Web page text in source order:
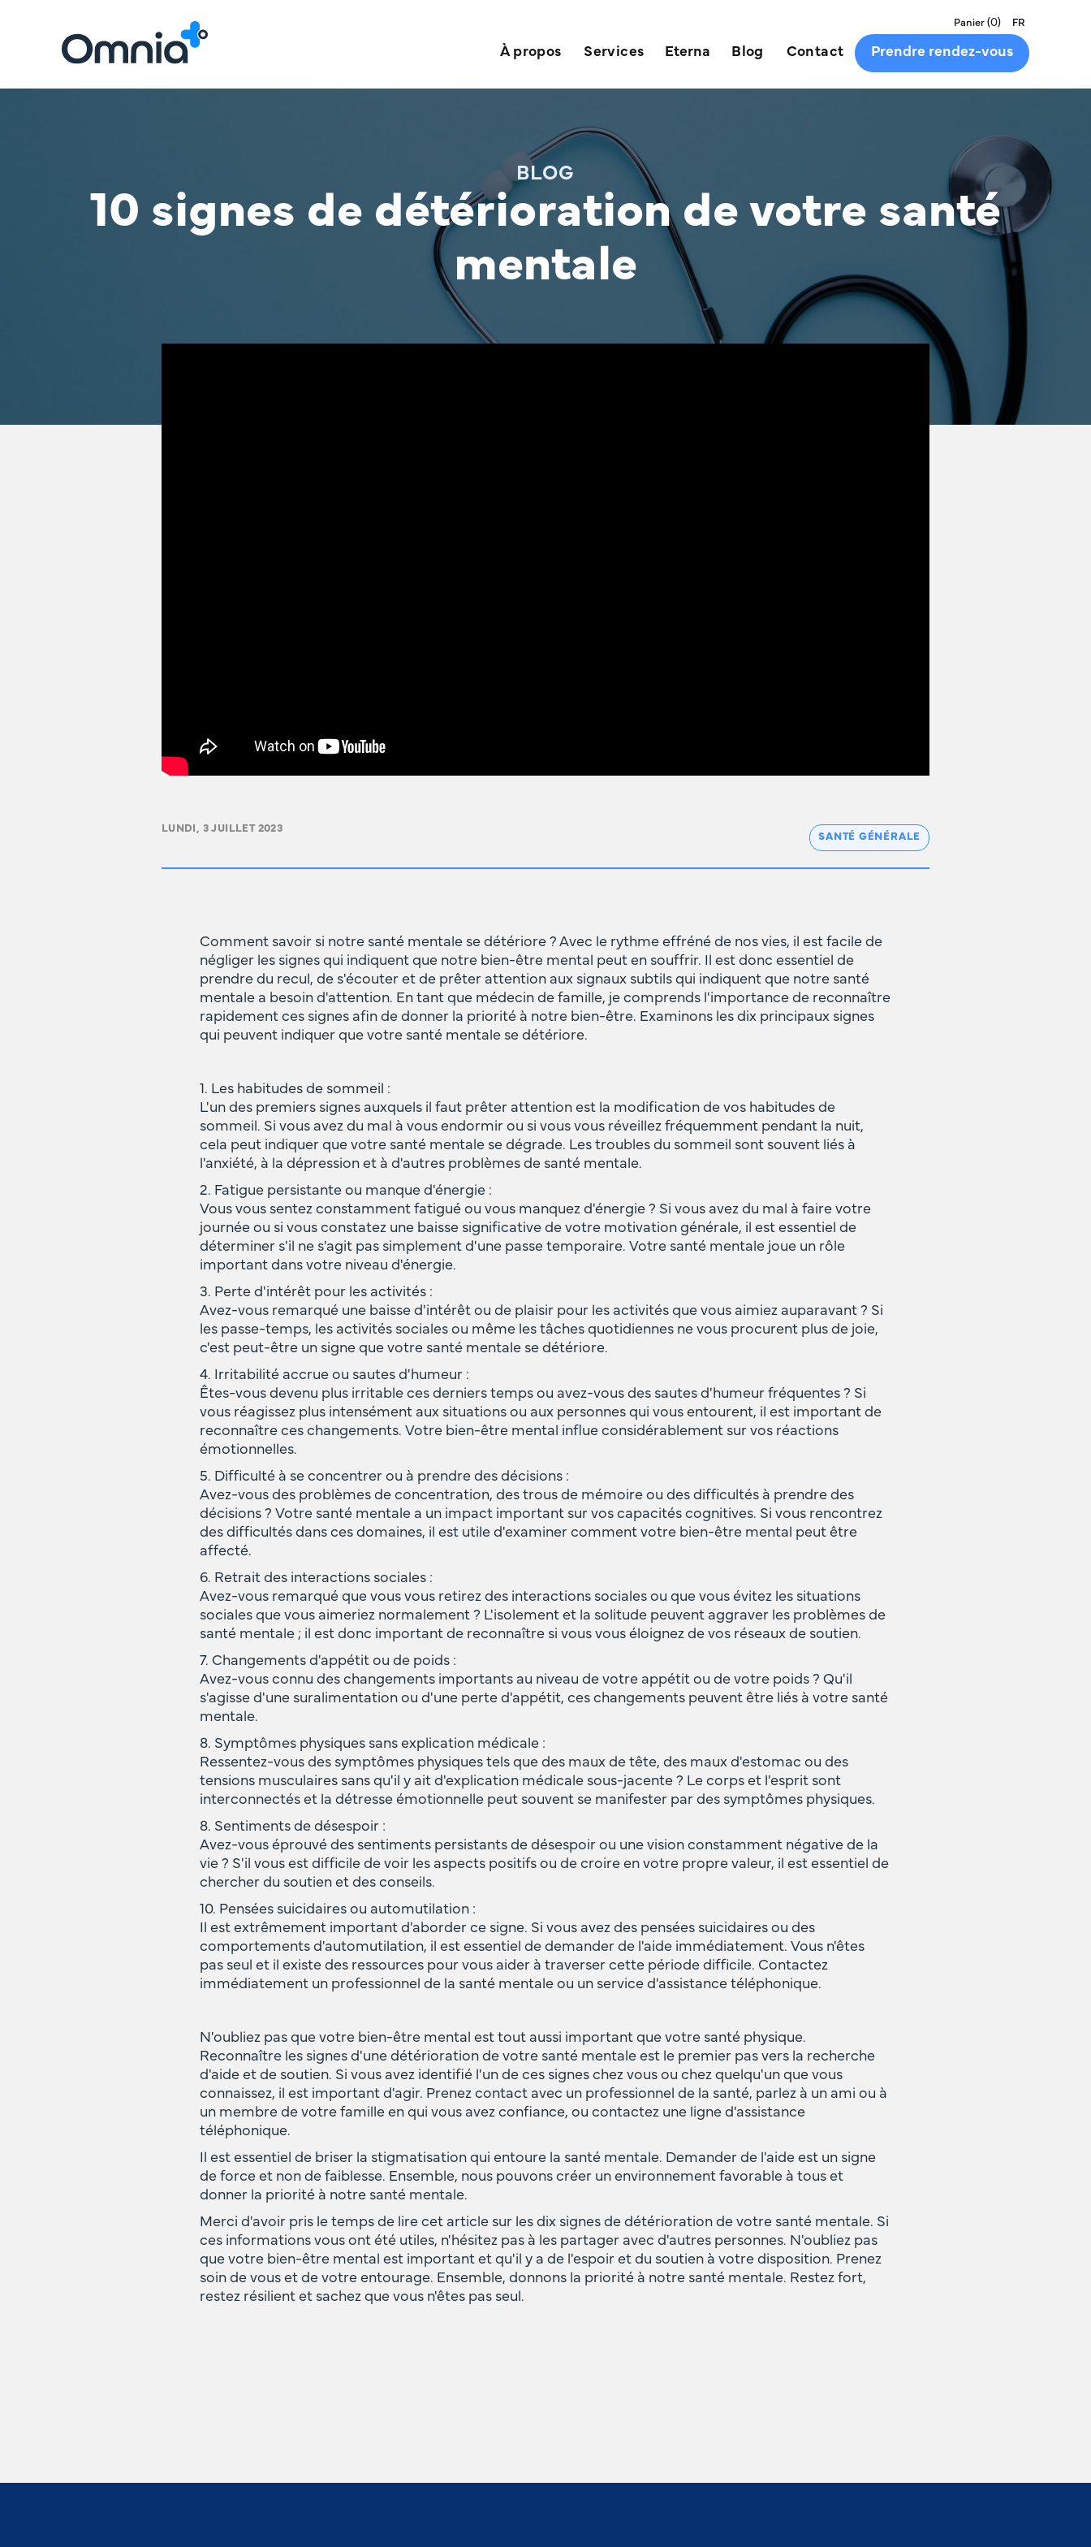
Panier (0) FR
À propos Services Eterna Blog Contact Prendre rendez-vous
BLOG
10 signes de détérioration de votre santé
mentale
LUNDI, 3 JUILLET 2023
SANTÉ GÉNÉRALE
Comment savoir si notre santé mentale se détériore ? Avec le rythme effréné de nos vies, il est facile de
négliger les signes qui indiquent que notre bien-être mental peut en souffrir. Il est donc essentiel de
prendre du recul, de s'écouter et de prêter attention aux signaux subtils qui indiquent que notre santé
mentale a besoin d'attention. En tant que médecin de famille, je comprends l'importance de reconnaître
rapidement ces signes afin de donner la priorité à notre bien-être. Examinons les dix principaux signes
qui peuvent indiquer que votre santé mentale se détériore.
1. Les habitudes de sommeil :
L'un des premiers signes auxquels il faut prêter attention est la modification de vos habitudes de
sommeil. Si vous avez du mal à vous endormir ou si vous vous réveillez fréquemment pendant la nuit,
cela peut indiquer que votre santé mentale se dégrade. Les troubles du sommeil sont souvent liés à
l'anxiété, à la dépression et à d'autres problèmes de santé mentale.
2. Fatigue persistante ou manque d'énergie :
Vous vous sentez constamment fatigué ou vous manquez d'énergie ? Si vous avez du mal à faire votre
journée ou si vous constatez une baisse significative de votre motivation générale, il est essentiel de
déterminer s'il ne s'agit pas simplement d'une passe temporaire. Votre santé mentale joue un rôle
important dans votre niveau d'énergie.
3. Perte d'intérêt pour les activités :
Avez-vous remarqué une baisse d'intérêt ou de plaisir pour les activités que vous aimiez auparavant ? Si
les passe-temps, les activités sociales ou même les tâches quotidiennes ne vous procurent plus de joie,
c'est peut-être un signe que votre santé mentale se détériore.
4. Irritabilité accrue ou sautes d'humeur :
Êtes-vous devenu plus irritable ces derniers temps ou avez-vous des sautes d'humeur fréquentes ? Si
vous réagissez plus intensément aux situations ou aux personnes qui vous entourent, il est important de
reconnaître ces changements. Votre bien-être mental influe considérablement sur vos réactions
émotionnelles.
5. Difficulté à se concentrer ou à prendre des décisions :
Avez-vous des problèmes de concentration, des trous de mémoire ou des difficultés à prendre des
décisions ? Votre santé mentale a un impact important sur vos capacités cognitives. Si vous rencontrez
des difficultés dans ces domaines, il est utile d'examiner comment votre bien-être mental peut être
affecté.
6. Retrait des interactions sociales :
Avez-vous remarqué que vous vous retirez des interactions sociales ou que vous évitez les situations
sociales que vous aimeriez normalement ? L'isolement et la solitude peuvent aggraver les problèmes de
santé mentale ; il est donc important de reconnaître si vous vous éloignez de vos réseaux de soutien.
7. Changements d'appétit ou de poids :
Avez-vous connu des changements importants au niveau de votre appétit ou de votre poids ? Qu'il
s'agisse d'une suralimentation ou d'une perte d'appétit, ces changements peuvent être liés à votre santé
mentale.
8. Symptômes physiques sans explication médicale :
Ressentez-vous des symptômes physiques tels que des maux de tête, des maux d'estomac ou des
tensions musculaires sans qu'il y ait d'explication médicale sous-jacente ? Le corps et l'esprit sont
interconnectés et la détresse émotionnelle peut souvent se manifester par des symptômes physiques.
8. Sentiments de désespoir :
Avez-vous éprouvé des sentiments persistants de désespoir ou une vision constamment négative de la
vie ? S'il vous est difficile de voir les aspects positifs ou de croire en votre propre valeur, il est essentiel de
chercher du soutien et des conseils.
10. Pensées suicidaires ou automutilation :
Il est extrêmement important d'aborder ce signe. Si vous avez des pensées suicidaires ou des
comportements d'automutilation, il est essentiel de demander de l'aide immédiatement. Vous n'êtes
pas seul et il existe des ressources pour vous aider à traverser cette période difficile. Contactez
immédiatement un professionnel de la santé mentale ou un service d'assistance téléphonique.
N'oubliez pas que votre bien-être mental est tout aussi important que votre santé physique.
Reconnaître les signes d'une détérioration de votre santé mentale est le premier pas vers la recherche
d'aide et de soutien. Si vous avez identifié l'un de ces signes chez vous ou chez quelqu'un que vous
connaissez, il est important d'agir. Prenez contact avec un professionnel de la santé, parlez à un ami ou à
un membre de votre famille en qui vous avez confiance, ou contactez une ligne d'assistance
téléphonique.
Il est essentiel de briser la stigmatisation qui entoure la santé mentale. Demander de l'aide est un signe
de force et non de faiblesse. Ensemble, nous pouvons créer un environnement favorable à tous et
donner la priorité à notre santé mentale.
Merci d'avoir pris le temps de lire cet article sur les dix signes de détérioration de votre santé mentale. Si
ces informations vous ont été utiles, n'hésitez pas à les partager avec d'autres personnes. N'oubliez pas
que votre bien-être mental est important et qu'il y a de l'espoir et du soutien à votre disposition. Prenez
soin de vous et de votre entourage. Ensemble, donnons la priorité à notre santé mentale. Restez fort,
restez résilient et sachez que vous n'êtes pas seul.